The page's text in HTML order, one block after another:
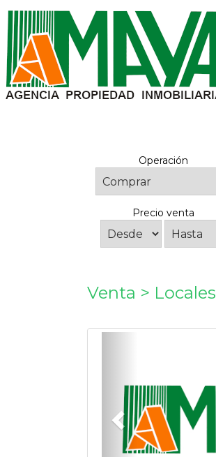
Operación
Precio venta
Venta > Locales